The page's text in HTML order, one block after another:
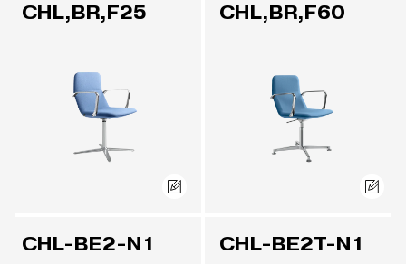
CHL,BR,F25 CHL,BR,F60
CHL-BE2-N1 CHL-BE2T-N1